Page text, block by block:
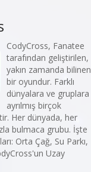
CodyCross, Fanatee
tarafından geliştirilen,
yakın zamanda bilinen
bir oyundur. Farklı
dünyalara ve gruplara
ayrılmış birçok
Her dünyada, her
bulmaca grubu. İşte
Orta Çağ, Su Parkı,
Uzay